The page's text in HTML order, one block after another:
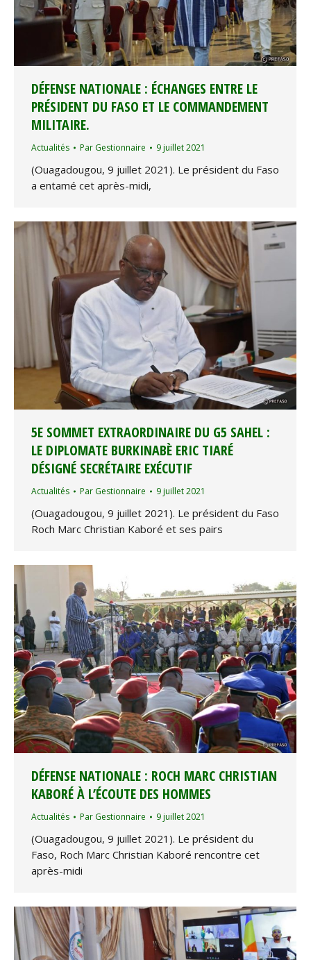
DÉFENSE NATIONALE : ÉCHANGES ENTRE LE
PRÉSIDENT DU FASO ET LE COMMANDEMENT
MILITAIRE.
Actualités Par Gestionnaire 9 juillet 2021
(Ouagadougou, 9 juillet 2021). Le président du Faso
a entamé cet après-midi,
5E SOMMET EXTRAORDINAIRE DU G5 SAHEL :
LE DIPLOMATE BURKINABÈ ERIC TIARÉ
DÉSIGNÉ SECRÉTAIRE EXÉCUTIF
Actualités Par Gestionnaire 9 juillet 2021
(Ouagadougou, 9 juillet 2021). Le président du Faso
Roch Marc Christian Kaboré et ses pairs
DÉFENSE NATIONALE : ROCH MARC CHRISTIAN
KABORÉ À L’ÉCOUTE DES HOMMES
Actualités Par Gestionnaire 9 juillet 2021
(Ouagadougou, 9 juillet 2021). Le président du
Faso, Roch Marc Christian Kaboré rencontre cet
après-midi